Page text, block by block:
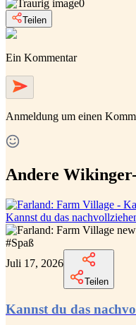
0
Teilen
Ein Kommentar
Anmeldung um einen
Andere
Kannst du das
#Spaß
Juli 17, 2026
Teilen
Kannst du das